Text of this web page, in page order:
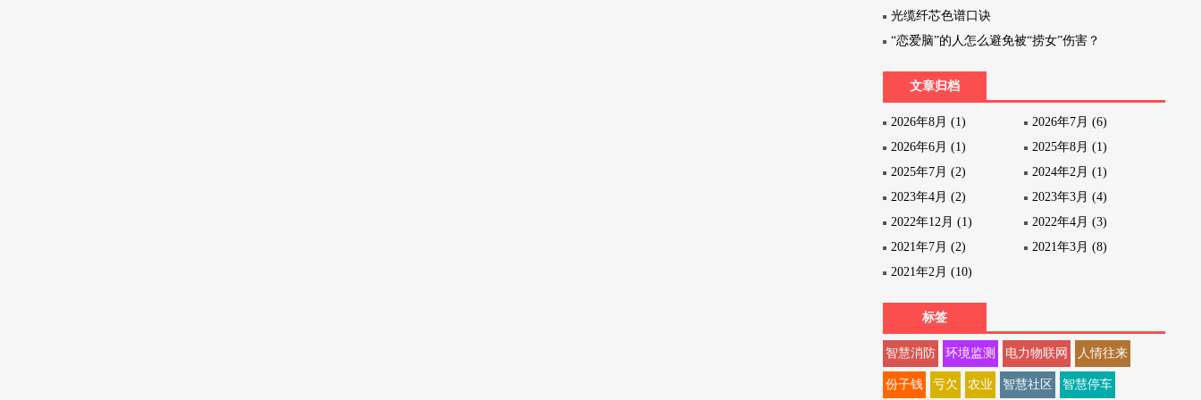
光缆纤芯色谱口诀
“恋爱脑”的人怎么避免被“捞女”伤害？
文章归档
2026年8月 (1)
2026年7月 (6)
2026年6月 (1)
2025年8月 (1)
2025年7月 (2)
2024年2月 (1)
2023年4月 (2)
2023年3月 (4)
2022年12月 (1)
2022年4月 (3)
2021年7月 (2)
2021年3月 (8)
2021年2月 (10)
标签
智慧消防 环境监测 电力物联网 人情往来
份子钱 亏欠 农业 智慧社区 智慧停车